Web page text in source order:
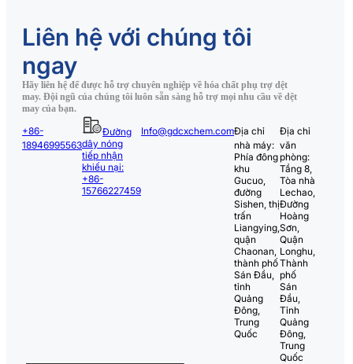
Liên hệ với chúng tôi
ngay
Hãy liên hệ để được hỗ trợ chuyên nghiệp về hóa chất phụ trợ dệt
may. Đội ngũ của chúng tôi luôn sẵn sàng hỗ trợ mọi nhu cầu về dệt
may của bạn.
+86-
18946995563
Đường
dây nóng
tiếp nhận
khiếu nại:
+86-
15766227459
Info@gdcxchem.comĐịa chỉ
nhà máy:
Phía đông
khu
Gucuo,
đường
Sishen, thị
trấn
Liangying,
quận
Chaonan,
thành phố
Sán Đầu,
tỉnh
Quảng
Đông,
Trung
Quốc
Địa chỉ
văn
phòng:
Tầng 8,
Tòa nhà
Lechao,
Đường
Hoàng
Sơn,
Quận
Longhu,
Thành
phố
Sán
Đầu,
Tỉnh
Quảng
Đông,
Trung
Quốc